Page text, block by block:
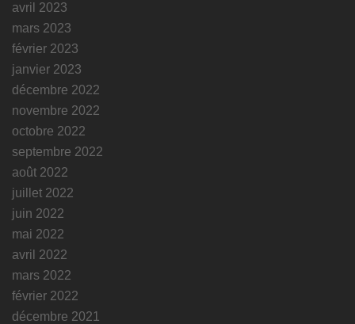
avril 2023
mars 2023
février 2023
janvier 2023
décembre 2022
novembre 2022
octobre 2022
septembre 2022
août 2022
juillet 2022
juin 2022
mai 2022
avril 2022
mars 2022
février 2022
décembre 2021